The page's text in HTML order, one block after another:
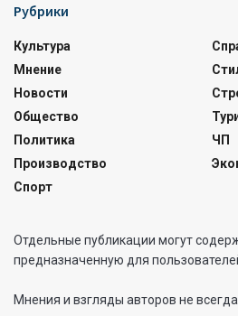
Рубрики
Культура
Мнение
Новости
Общество
Политика
Производство
Спорт
ЧП
Отдельные публикации могут
предназначенную для
Мнения и взгляды авторов не